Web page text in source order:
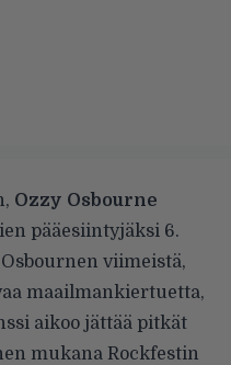
, Ozzy Osbourne
pääesiintyjäksi 6.
viimeistä,
maailmankiertuetta,
aikoo jättää pitkät
mukana Rockfestin